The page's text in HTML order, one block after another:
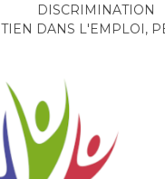
DISCRIMINATION
DANS L'EMPLOI,